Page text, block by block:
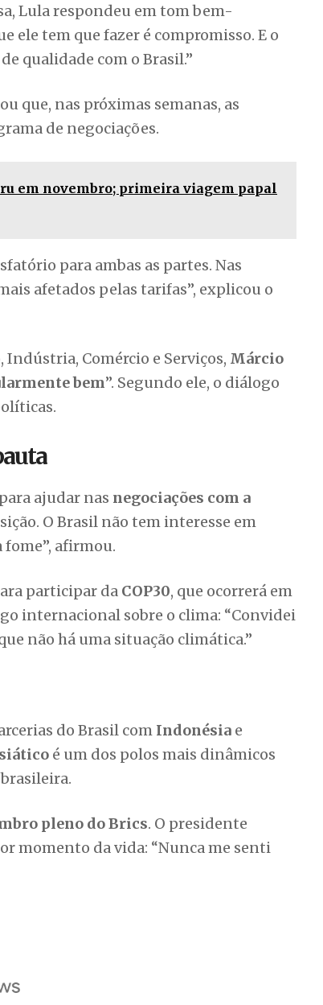
Lula respondeu em tom bem-
ele tem que fazer é compromisso. E o
qualidade com o Brasil.”
que, nas próximas semanas, as
de negociações.
em novembro; primeira viagem papal
para ambas as partes. Nas
afetados pelas tarifas”, explicou o
Comércio e Serviços, Márcio
bem”. Segundo ele, o diálogo
ajudar nas negociações com a
O Brasil não tem interesse em
fome”, afirmou.
participar da COP30, que ocorrerá em
internacional sobre o clima: “Convidei
não há uma situação climática.”
do Brasil com Indonésia e
é um dos polos mais dinâmicos
pleno do Brics. O presidente
momento da vida: “Nunca me senti